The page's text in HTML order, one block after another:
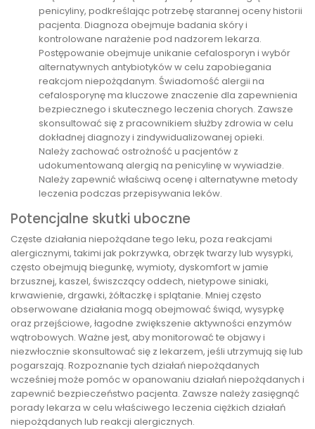
penicyliny, podkreślając potrzebę starannej oceny historii
pacjenta. Diagnoza obejmuje badania skóry i
kontrolowane narażenie pod nadzorem lekarza.
Postępowanie obejmuje unikanie cefalosporyn i wybór
alternatywnych antybiotyków w celu zapobiegania
reakcjom niepożądanym. Świadomość alergii na
cefalosporynę ma kluczowe znaczenie dla zapewnienia
bezpiecznego i skutecznego leczenia chorych. Zawsze
skonsultować się z pracownikiem służby zdrowia w celu
dokładnej diagnozy i zindywidualizowanej opieki.
Należy zachować ostrożność u pacjentów z
udokumentowaną alergią na penicylinę w wywiadzie.
Należy zapewnić właściwą ocenę i alternatywne metody
leczenia podczas przepisywania leków.
Potencjalne skutki uboczne
Częste działania niepożądane tego leku, poza reakcjami
alergicznymi, takimi jak pokrzywka, obrzęk twarzy lub wysypki,
często obejmują biegunkę, wymioty, dyskomfort w jamie
brzusznej, kaszel, świszczący oddech, nietypowe siniaki,
krwawienie, drgawki, żółtaczkę i splątanie. Mniej często
obserwowane działania mogą obejmować świąd, wysypkę
oraz przejściowe, łagodne zwiększenie aktywności enzymów
wątrobowych. Ważne jest, aby monitorować te objawy i
niezwłocznie skonsultować się z lekarzem, jeśli utrzymują się lub
pogarszają. Rozpoznanie tych działań niepożądanych
wcześniej może pomóc w opanowaniu działań niepożądanych i
zapewnić bezpieczeństwo pacjenta. Zawsze należy zasięgnąć
porady lekarza w celu właściwego leczenia ciężkich działań
niepożądanych lub reakcji alergicznych.